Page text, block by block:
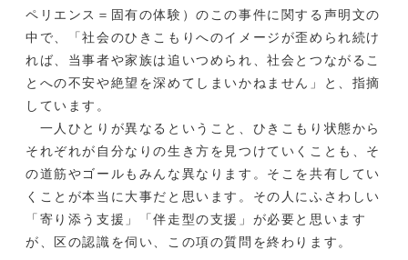
ペリエンス＝固有の体験）のこの事件に関する声明文の
中で、「社会のひきこもりへのイメージが歪められ続け
れば、当事者や家族は追いつめられ、社会とつながるこ
とへの不安や絶望を深めてしまいかねません」と、指摘
しています。
一人ひとりが異なるということ、ひきこもり状態から
それぞれが自分なりの生き方を見つけていくことも、そ
の道筋やゴールもみんな異なります。そこを共有してい
くことが本当に大事だと思います。その人にふさわしい
「寄り添う支援」「伴走型の支援」が必要と思います
が、区の認識を伺い、この項の質問を終わります。